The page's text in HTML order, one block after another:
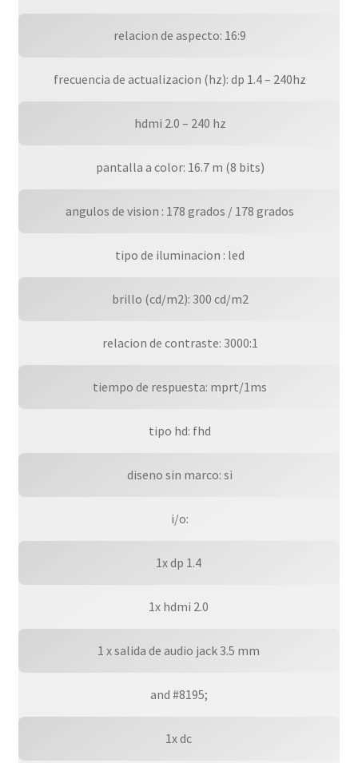
 relacion de aspecto: 16:9
 frecuencia de actualizacion (hz): dp 1.4 – 240hz
 hdmi 2.0 – 240 hz
 pantalla a color: 16.7 m (8 bits)
 angulos de vision : 178 grados / 178 grados
 tipo de iluminacion : led
 brillo (cd/m2): 300 cd/m2
 relacion de contraste: 3000:1
 tiempo de respuesta: mprt/1ms
 tipo hd: fhd
 diseno sin marco: si
 i/o:
1x dp 1.4
1x hdmi 2.0
1 x salida de audio jack 3.5 mm
and #8195;
1x dc